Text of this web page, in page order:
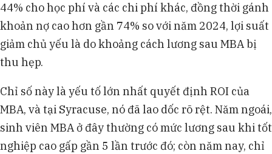
44% cho học phí và các chi phí khác, đồng thời gánh
khoản nợ cao hơn gần 74% so với năm 2024, lợi suất
giảm chủ yếu là do khoảng cách lương sau MBA bị
thu hẹp.
Chỉ số này là yếu tố lớn nhất quyết định ROI của
MBA, và tại Syracuse, nó đã lao dốc rõ rệt. Năm ngoái,
sinh viên MBA ở đây thường có mức lương sau khi tốt
nghiệp cao gấp gần 5 lần trước đó; còn năm nay, chỉ